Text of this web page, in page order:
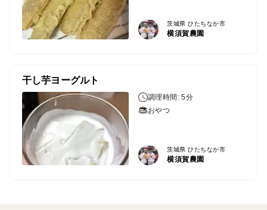
茨城県 ひたちなか市
横須賀農園
干し芋ヨーグルト
調理時間: 5分
おやつ
茨城県 ひたちなか市
横須賀農園